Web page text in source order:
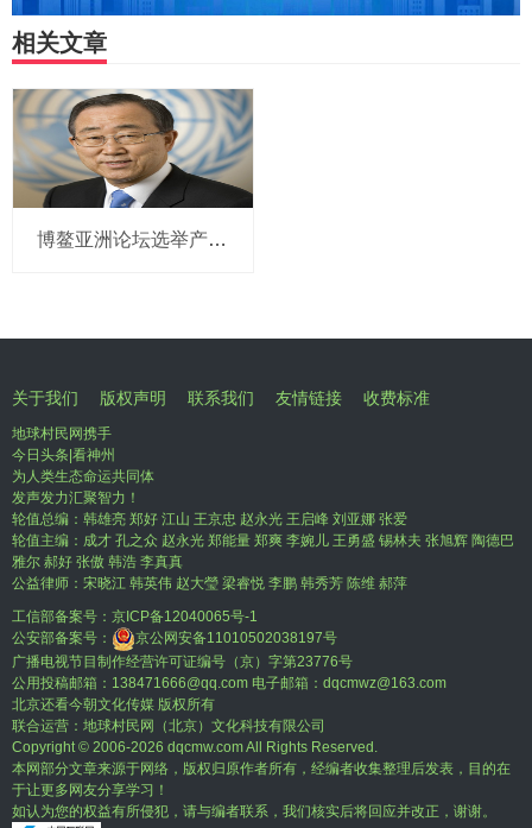
相关文章
博鳌亚洲论坛选举产生新一届理事会 潘基文当选理事长
关于我们 版权声明 联系我们 友情链接 收费标准
地球村民网携手
今日头条|看神州
为人类生态命运共同体
发声发力汇聚智力！
轮值总编：韩雄亮 郑好 江山 王京忠 赵永光 王启峰 刘亚娜 张爱
轮值主编：成才 孔之众 赵永光 郑能量 郑爽 李婉儿 王勇盛 锡林夫 张旭辉 陶德巴
雅尔 郝好 张傲 韩浩 李真真
公益律师：宋晓江 韩英伟 赵大瑩 梁睿悦 李鹏 韩秀芳 陈维 郝萍
工信部备案号： 京ICP备12040065号-1
公安部备案号：
京公网安备11010502038197号
广播电视节目制作经营许可证编号（京）字第23776号
公用投稿邮箱：138471666@qq.com 电子邮箱：dqcmwz@163.com
北京还看今朝文化传媒 版权所有
联合运营：地球村民网（北京）文化科技有限公司
Copyright © 2006-2026 dqcmw.com All Rights Reserved.
本网部分文章来源于网络，版权归原作者所有，经编者收集整理后发表，目的在
于让更多网友分享学习！
如认为您的权益有所侵犯，请与编者联系，我们核实后将回应并改正，谢谢。